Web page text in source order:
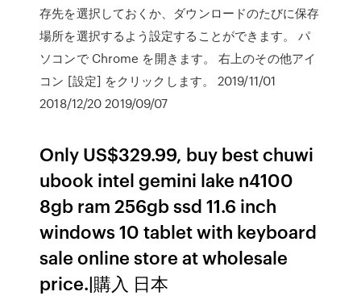
存先を選択しておくか、ダウンロードのたびに保存
場所を選択するよう設定することができます。 パ
ソコンで Chrome を開きます。 右上のその他アイ
コン [設定] をクリックします。 2019/11/01
2018/12/20 2019/09/07
Only US$329.99, buy best chuwi
ubook intel gemini lake n4100
8gb ram 256gb ssd 11.6 inch
windows 10 tablet with keyboard
sale online store at wholesale
price.|購入 日本